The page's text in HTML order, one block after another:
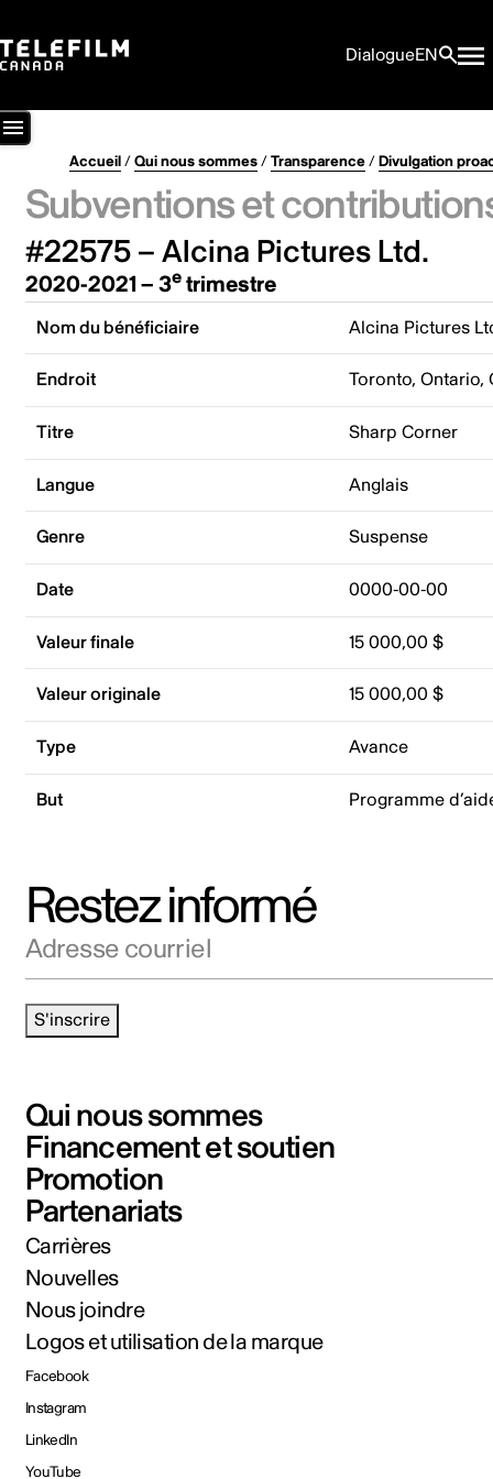
DialogueEN
Accueil/Qui nous sommes/Transparence/Divulgation
Subventions et
#22575 – Alcina Pictures Ltd.
2020-2021 – 3etrimestre
Nom du bénéficiaire Alcina Pictures
Endroit Toronto, Ontario,
Titre Sharp Corner
Langue Anglais
Genre Suspense
Date 0000-00-00
Valeur finale 15 000,00 $
Valeur originale 15 000,00 $
Type Avance
But Programme
Restez informé
S'inscrire
Qui nous sommes
Financement et soutien
Promotion
Partenariats
Carrières
Nouvelles
Nous joindre
Logos et utilisation de la marque
Facebook
Instagram
LinkedIn
YouTube